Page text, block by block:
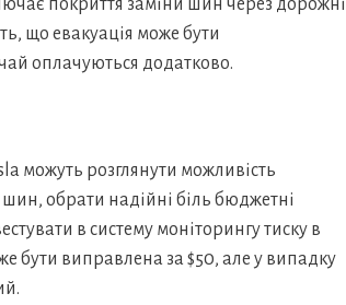
покриття заміни шин через дорожні
що евакуація може бути
оплачуються додатково.
можуть розглянути можливість
обрати надійні біль бюджетні
в систему моніторингу тиску в
бути виправлена за $50, але у випадку